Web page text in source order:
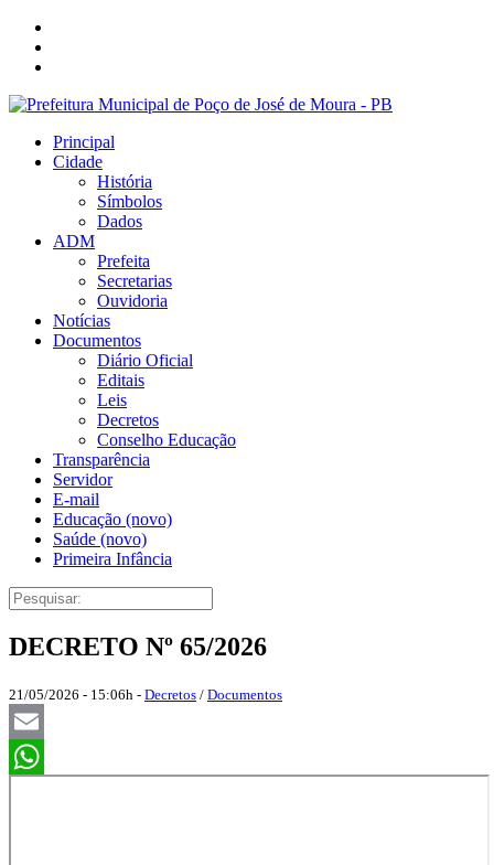
Principal
Cidade
História
Símbolos
Dados
ADM
Prefeita
Secretarias
Ouvidoria
Notícias
Documentos
Diário Oficial
Editais
Leis
Decretos
Conselho Educação
Transparência
Servidor
E-mail
Educação (novo)
Saúde (novo)
Primeira Infância
DECRETO Nº 65/2026
21/05/2026 - 15:06h - Decretos / Documentos
Email
Skip